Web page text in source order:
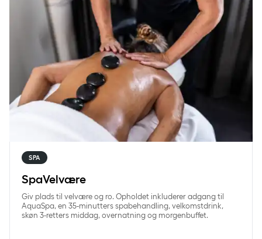
SPA
SpaVelvære
Giv plads til velvære og ro. Opholdet inkluderer adgang til
AquaSpa, en 35-minutters spabehandling, velkomstdrink,
skøn 3-retters middag, overnatning og morgenbuffet.